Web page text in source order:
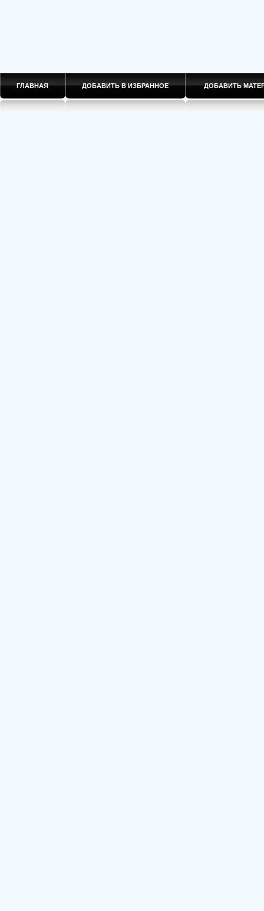
ГЛАВНАЯ ДОБАВИТЬ В ИЗБРАННОЕ ДОБАВИТЬ